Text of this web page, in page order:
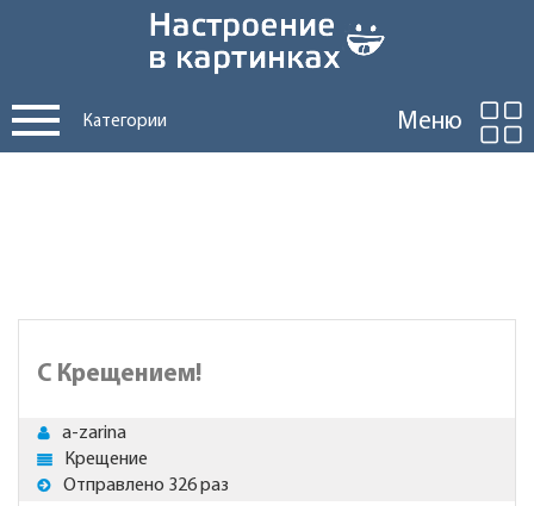
Категории Меню
С Крещением!
a-zarina
Крещение
Отправлено 326 раз